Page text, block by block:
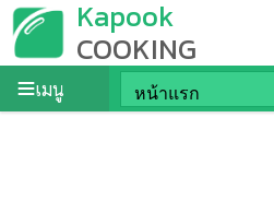
Kapook
COOKING
เมนู